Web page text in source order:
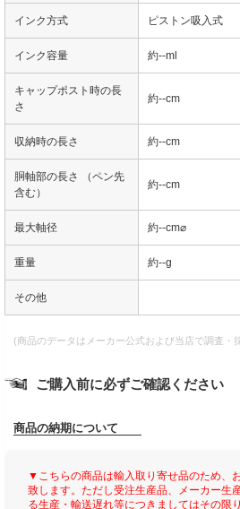
インク方式 ピストン吸入式
インク容量 約--ml
キャップポスト時の長
さ
約--cm
収納時の長さ 約--cm
胴軸部の長さ （ペン先
含む）
約--cm
最大軸径 約--cm⌀
重量 約--g
その他
(商品のデータはメーカー公式および当店で調査・
ご購入前に必ずご確認ください
商品の納期について
▼こちらの商品は輸入取り寄せ品のため、
致します。ただし受注生産品、メーカー生
る生産・輸送遅れ等につきましてはその限